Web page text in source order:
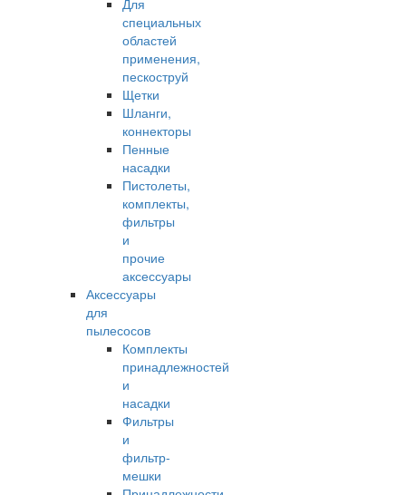
Для
специальных
областей
применения,
пескоструй
Щетки
Шланги,
коннекторы
Пенные
насадки
Пистолеты,
комплекты,
фильтры
и
прочие
аксессуары
Аксессуары
для
пылесосов
Комплекты
принадлежностей
и
насадки
Фильтры
и
фильтр-
мешки